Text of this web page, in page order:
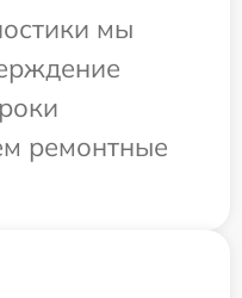
мы
ремонтные